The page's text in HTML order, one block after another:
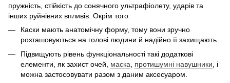
пружність, стійкість до сонячного ультрафіолету, ударів та
інших руйнівних впливів. Окрім того:
Каски мають анатомічну форму, тому вони зручно
розташовуються на голові людини й надійно її захищають.
Підвищують рівень функціональності такі додаткові
елементи, як захист очей, маска протишумні навушники , і
можна застосовувати разом з даним аксесуаром.